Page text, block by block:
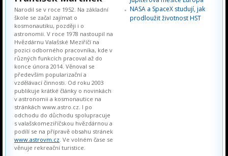
Narodil se v roce 1952. Na základní
škole se začal zajímat o
kosmonautiku, později i o
astronomii. V roce 1978 nastoupil na
Hvězdárnu Valašské Meziříčí na
pozici odborného pracovníka, kde v
různých funkcích pracoval až do
konce února 2014. Věnoval se
především popularizační a
vzdělávací činnosti. Od roku 2003
publikuje krátké články o novinkách
v astronomii a kosmonautice na
stránkách www.astro.cz. I po
odchodu do důchodu spolupracuje
s valašskomeziříčskou hvězdárnou a
podílí se na přípravě obsahu stránek
www.astrovm.cz . Ve volném čase se
věnuje rekreační turistice.
NASA a SpaceX studují, jak
prodloužit životnost HST